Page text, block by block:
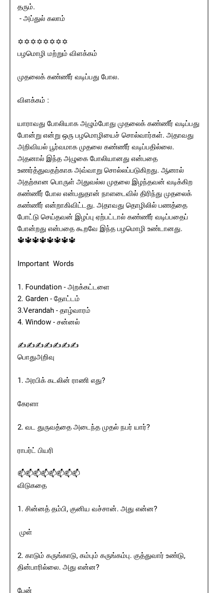
தரும்.
- அப்துல் கலாம்
✡✡✡✡✡✡✡✡
பழமொழி மற்றும் விளக்கம்
முதலைக் கண்ணீர் வடிப்பது போல.
விளக்கம் :
யாராவது போலியாக அழும்போது முதலைக் கண்ணீர் வடிப்பது
போன்று என்று ஒரு பழமொழியைச் சொல்வார்கள். அதாவது
அறிவியல் பூர்வமாக முதலை கண்ணீர் வடிப்பதில்லை.
அதனால் இந்த அழுகை போலியானது என்பதை
உணர்த்துவதற்காக அவ்வாறு சொல்லப்படுகிறது. ஆனால்
அதற்கான பொருள் அதுவல்ல முதலை இழந்தவன் வடிக்கிற
கண்ணீர் போல என்பதுதான் நாளடைவில் திரிந்து முதலைக்
கண்ணீர் என்றாகிவிட்டது. அதாவது தொழிலில் பணத்தை
போட்டு செய்தவன் இழப்பு ஏற்பட்டால் கண்ணீர் வடிப்பதைப்
போன்றது என்பதை கூறவே இந்த பழமொழி உண்டானது.
🔱🔱🔱🔱🔱🔱🔱🔱
Important Words
1. Foundation - அறக்கட்டளை
2. Garden - தோட்டம்
3.Verandah - தாழ்வாரம்
4. Window - சன்னல்
✍✍✍✍✍✍✍
பொதுஅறிவு
1. அரபிக் கடலின் ராணி எது?
கேரளா
2. வட துருவத்தை அடைந்த முதல் நபர் யார்?
ராபர்ட் பியரி
📫📫📫📫📫📫📫📫
விடுகதை
1. சின்னத் தம்பி, குனிய வச்சான். அது என்ன?
முள்
2. காடும் கருங்காடு, கம்பும் கருங்கம்பு. குத்துவார் உண்டு,
தின்பாரில்லை. அது என்ன?
பேன்